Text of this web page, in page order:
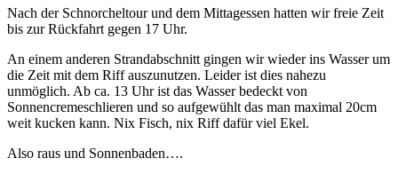
Nach der Schnorcheltour und dem Mittagessen hatten wir freie Zeit
bis zur Rückfahrt gegen 17 Uhr.
An einem anderen Strandabschnitt gingen wir wieder ins Wasser um
die Zeit mit dem Riff auszunutzen. Leider ist dies nahezu
unmöglich. Ab ca. 13 Uhr ist das Wasser bedeckt von
Sonnencremeschlieren und so aufgewühlt das man maximal 20cm
weit kucken kann. Nix Fisch, nix Riff dafür viel Ekel.
Also raus und Sonnenbaden….